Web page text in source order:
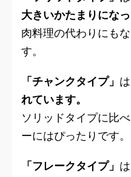
大きいかたまりになっ
肉料理の代わりにも
す。
「チャンクタイプ」 は
れています。
ソリッドタイプに比
ーにはぴったりです。
「フレークタイプ」